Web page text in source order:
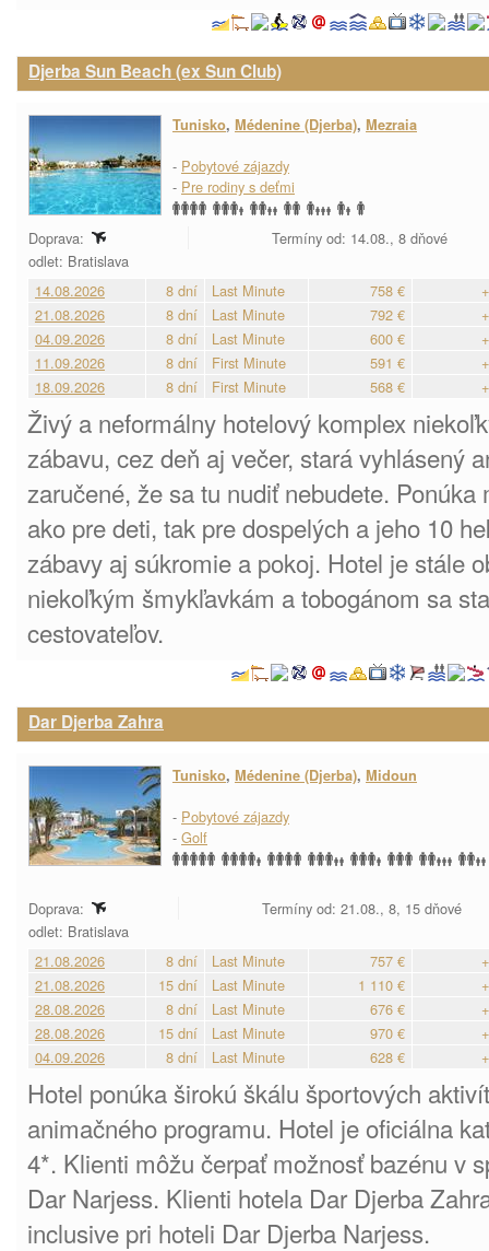
Djerba Sun Beach (ex Sun Club)
Tunisko, Médenine (Djerba), Mezraia
- Pobytové zájazdy
- Pre rodiny s deťmi
Doprava:
Termíny od: 14.08., 8 dňové
odlet: Bratislava
14.08.2026
8 dní Last Minute 758 €
21.08.2026
8 dní Last Minute 792 €
04.09.2026
8 dní Last Minute 600 €
11.09.2026
8 dní First Minute 591 €
18.09.2026
8 dní First Minute 568 €
Živý a neformálny hotelový komplex
zábavu, cez deň aj večer, stará vyhlásený
zaručené, že sa tu nudiť nebudete.
ako pre deti, tak pre dospelých a jeho 10
zábavy aj súkromie a pokoj. Hotel je stále
niekoľkým šmykľavkám a tobogánom sa
cestovateľov.
Dar Djerba Zahra
Tunisko, Médenine (Djerba), Midoun
- Pobytové zájazdy
- Golf
Doprava:
Termíny od: 21.08., 8, 15 dňové
odlet: Bratislava
21.08.2026
8 dní Last Minute 757 €
21.08.2026
15 dní Last Minute 1 110 €
28.08.2026
8 dní Last Minute 676 €
28.08.2026
15 dní Last Minute 970 €
04.09.2026
8 dní Last Minute 628 €
Hotel ponúka širokú škálu športových
animačného programu. Hotel je oficiálna
4*. Klienti môžu čerpať možnosť bazénu v
Dar Narjess. Klienti hotela Dar Djerba
inclusive pri hoteli Dar Djerba Narjess.